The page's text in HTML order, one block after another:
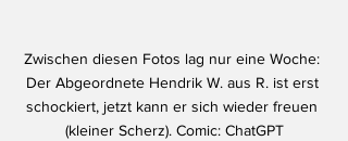
Zwischen diesen Fotos lag nur eine Woche:
Der Abgeordnete Hendrik W. aus R. ist erst
schockiert, jetzt kann er sich wieder freuen
(kleiner Scherz). Comic: ChatGPT